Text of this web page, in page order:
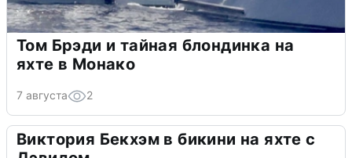
Том Брэди и тайная блондинка на
яхте в Монако
7 августа 2
Виктория Бекхэм в бикини на яхте с